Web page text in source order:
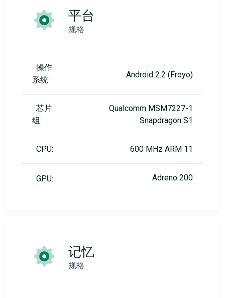
平台
规格
操作
系统:
Android 2.2 (Froyo)
芯片
组:
Qualcomm MSM7227-1
Snapdragon S1
CPU: 600 MHz ARM 11
GPU: Adreno 200
记忆
规格